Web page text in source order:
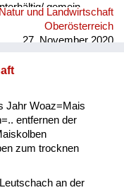
gemein
gogatzn
grawutisch
gschamig schüchtern
heiln Unkraut
Natur und Landwirtschaft
Oberösterreich
27. November 2020
Jahr Woaz=Mais
entfernen der
zum trocknen
an der